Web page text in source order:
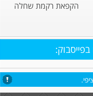
הקפאת רקמת שחלה